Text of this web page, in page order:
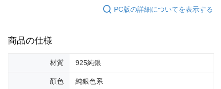
PC版の詳細についてを表示する
商品の仕様
材質 925純銀
顏色 純銀色系